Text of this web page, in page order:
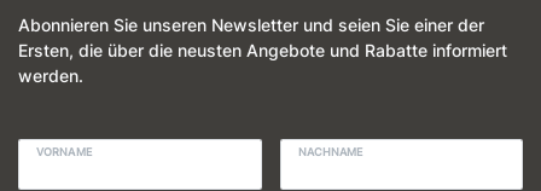
Abonnieren Sie unseren Newsletter und seien Sie einer der
Ersten, die über die neusten Angebote und Rabatte informiert
werden.
VORNAME NACHNAME